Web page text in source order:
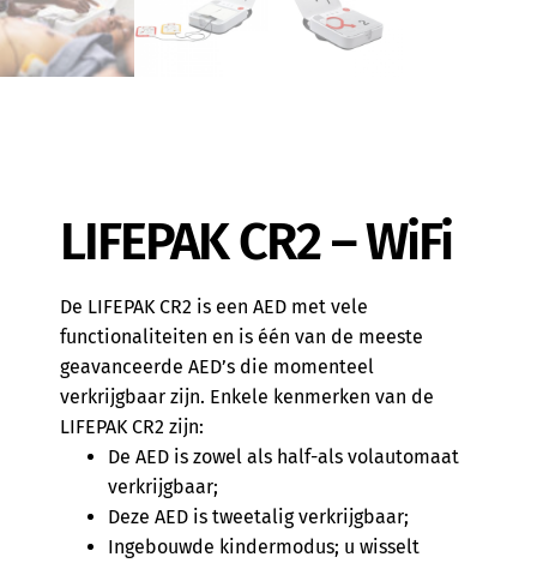
LIFEPAK CR2 – WiFi
De LIFEPAK CR2 is een AED met vele
functionaliteiten en is één van de meeste
geavanceerde AED’s die momenteel
verkrijgbaar zijn. Enkele kenmerken van de
LIFEPAK CR2 zijn:
De AED is zowel als half-als volautomaat
verkrijgbaar;
Deze AED is tweetalig verkrijgbaar;
Ingebouwde kindermodus; u wisselt